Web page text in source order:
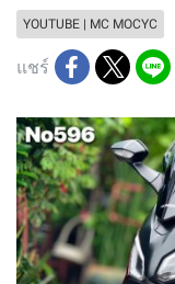
YOUTUBE | MC MOCYC
แชร์